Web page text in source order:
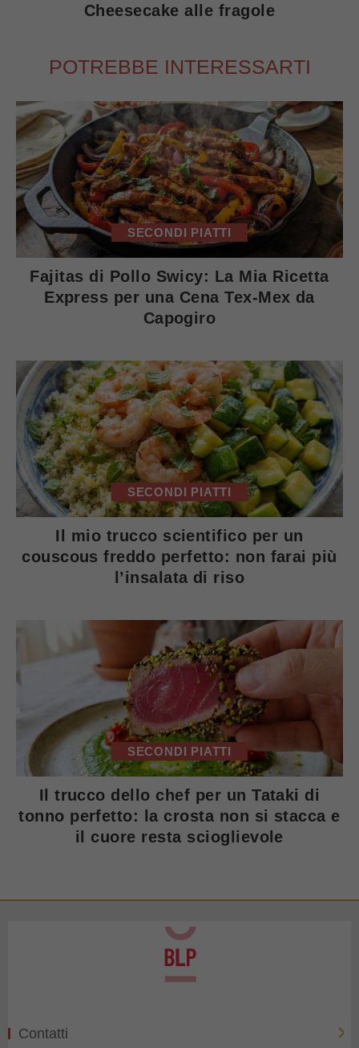
Cheesecake alle fragole
POTREBBE INTERESSARTI
SECONDI PIATTI
Fajitas di Pollo Swicy: La Mia Ricetta
Express per una Cena Tex-Mex da
Capogiro
SECONDI PIATTI
Il mio trucco scientifico per un
couscous freddo perfetto: non farai più
l’insalata di riso
SECONDI PIATTI
Il trucco dello chef per un Tataki di
tonno perfetto: la crosta non si stacca e
il cuore resta scioglievole
Contatti